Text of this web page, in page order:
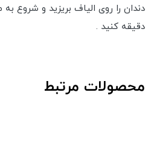
دقیقه کنید .
محصولات مرتبط